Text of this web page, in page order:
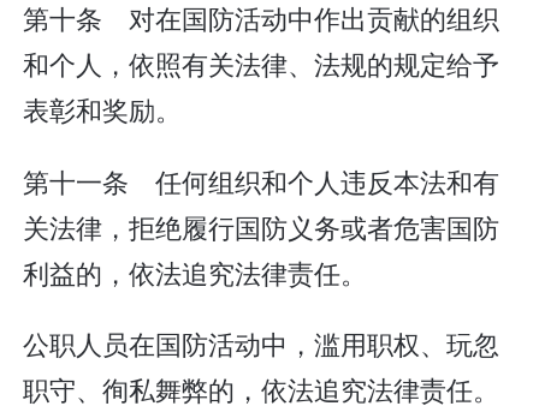
第十条 对在国防活动中作出贡献的组织
和个人，依照有关法律、法规的规定给予
表彰和奖励。
第十一条 任何组织和个人违反本法和有
关法律，拒绝履行国防义务或者危害国防
利益的，依法追究法律责任。
公职人员在国防活动中，滥用职权、玩忽
职守、徇私舞弊的，依法追究法律责任。